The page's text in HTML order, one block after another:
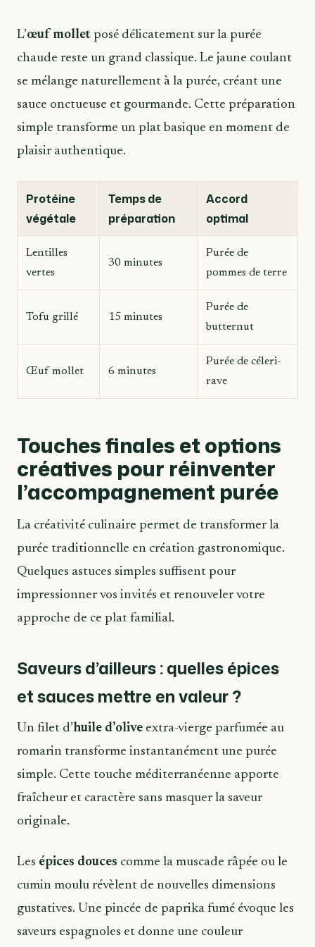
L’œuf mollet posé délicatement sur la purée
chaude reste un grand classique. Le jaune coulant
se mélange naturellement à la purée, créant une
sauce onctueuse et gourmande. Cette préparation
simple transforme un plat basique en moment de
plaisir authentique.
Protéine
végétale
Temps de
préparation
Accord
optimal
Lentilles
vertes
30 minutes
Purée de
pommes de terre
Tofu grillé 15 minutes
Purée de
butternut
Œuf mollet 6 minutes
Purée de céleri-
rave
Touches finales et options
créatives pour réinventer
l’accompagnement purée
La créativité culinaire permet de transformer la
purée traditionnelle en création gastronomique.
Quelques astuces simples suffisent pour
impressionner vos invités et renouveler votre
approche de ce plat familial.
Saveurs d’ailleurs : quelles épices
et sauces mettre en valeur ?
Un filet d’huile d’olive extra-vierge parfumée au
romarin transforme instantanément une purée
simple. Cette touche méditerranéenne apporte
fraîcheur et caractère sans masquer la saveur
originale.
Les épices douces comme la muscade râpée ou le
cumin moulu révèlent de nouvelles dimensions
gustatives. Une pincée de paprika fumé évoque les
saveurs espagnoles et donne une couleur